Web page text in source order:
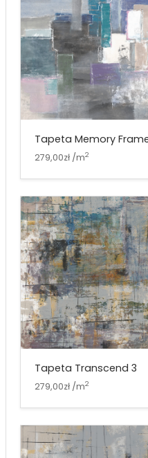
Tapeta Memory
279,00zł /m2
Tapeta Transcend 3
279,00zł /m2